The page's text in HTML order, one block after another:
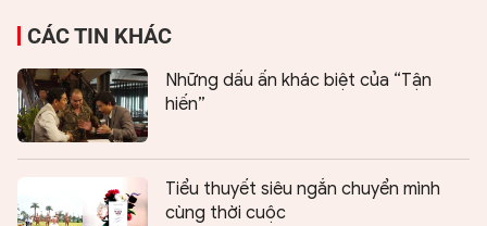
CÁC TIN KHÁC
Những dấu ấn khác biệt của “Tận
hiến”
Tiểu thuyết siêu ngắn chuyển mình
cùng thời cuộc